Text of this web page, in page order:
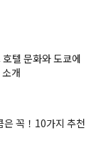
텔 문화와 도쿄에
개
은 꼭！10가지 추천